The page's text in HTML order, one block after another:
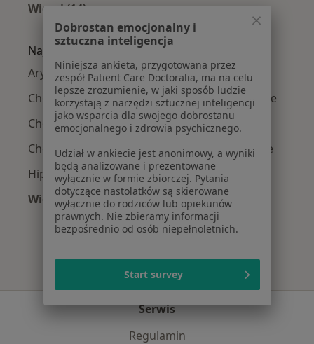
Więcej (14)
Więcej w kategorii: W pobliżu Puszczykowa
Najczęście leczone choroby
Arytmia w Puszczykowie
Choroba niedokrwienna serca w Puszczykowie
Choroba wieńcowa w Puszczykowie
Choroby narządów płciowych w Puszczykowie
Hipercholesterolemia w Puszczykowie
Więcej (6)
Więcej w kategorii: Najczęście leczone choroby
Serwis
Regulamin
Dobrostan emocjonalny i
sztuczna inteligencja
Niniejsza ankieta, przygotowana przez
zespół Patient Care Doctoralia, ma na celu
lepsze zrozumienie, w jaki sposób ludzie
korzystają z narzędzi sztucznej inteligencji
jako wsparcia dla swojego dobrostanu
emocjonalnego i zdrowia psychicznego.
Udział w ankiecie jest anonimowy, a wyniki
będą analizowane i prezentowane
wyłącznie w formie zbiorczej. Pytania
dotyczące nastolatków są skierowane
wyłącznie do rodziców lub opiekunów
prawnych. Nie zbieramy informacji
bezpośrednio od osób niepełnoletnich.
Start survey